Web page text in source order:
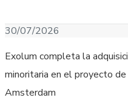
30/07/2026
Exolum completa la
minoritaria en el proyecto
Amsterdam